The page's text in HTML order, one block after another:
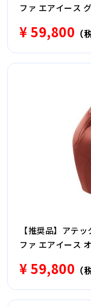
ファ エアイース
¥ 59,800 （
【推奨品】アテ
ファ エアイース
¥ 59,800 （